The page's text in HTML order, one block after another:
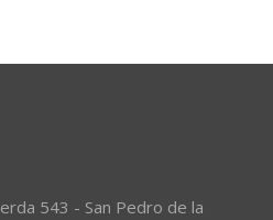
543 - San Pedro de la